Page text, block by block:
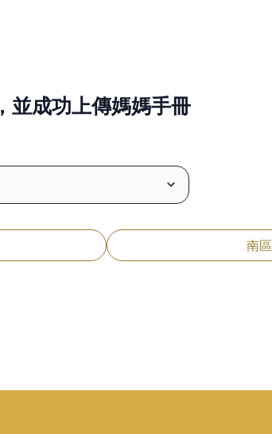
並成功上傳媽媽手冊
南區